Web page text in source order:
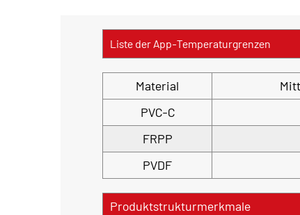
Liste der App-Temperaturgrenzen
Material
PVC-C
FRPP
PVDF
Produktstrukturmerkmale